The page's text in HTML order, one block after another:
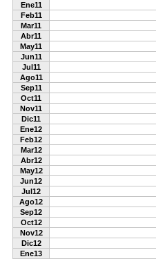
Ene11
Feb11
Mar11
Abr11
May11
Jun11
Jul11
Ago11
Sep11
Oct11
Nov11
Dic11
Ene12
Feb12
Mar12
Abr12
May12
Jun12
Jul12
Ago12
Sep12
Oct12
Nov12
Dic12
Ene13